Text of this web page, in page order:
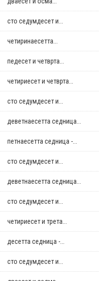
сто седумдесет и...
четиринаесетта...
педесет и четврта...
четириесет и четврта...
сто седумдесет и...
деветнаесетта седница...
петнаесетта седница -...
сто седумдесет и...
деветнаесетта седница...
сто седумдесет и...
четириесет и трета...
десетта седница -...
сто седумдесет и...